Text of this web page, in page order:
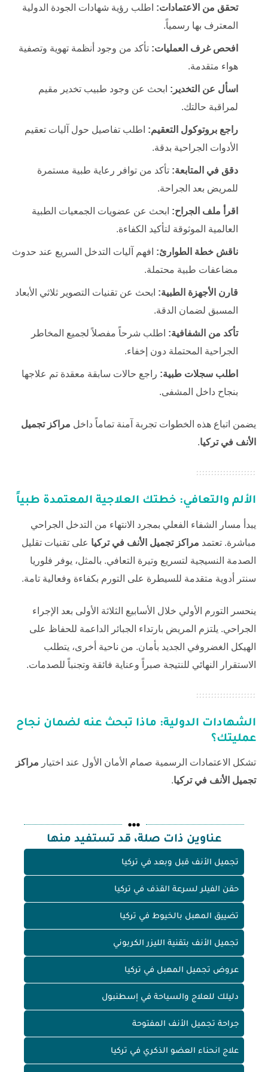
تحقق من الاعتمادات: اطلب رؤية شهادات الجودة الدولية
المعترف بها رسمياً.
افحص غرف العمليات: تأكد من وجود أنظمة تهوية وتصفية
هواء متقدمة.
اسأل عن التخدير: ابحث عن وجود طبيب تخدير مقيم
لمراقبة حالتك.
راجع بروتوكول التعقيم: اطلب تفاصيل حول آليات تعقيم
الأدوات الجراحية بدقة.
دقق في المتابعة: تأكد من توافر رعاية طبية مستمرة
للمريض بعد الجراحة.
اقرأ ملف الجراح: ابحث عن عضويات الجمعيات الطبية
العالمية الموثوقة لتأكيد الكفاءة.
ناقش خطة الطوارئ: افهم آليات التدخل السريع عند حدوث
مضاعفات طبية محتملة.
قارن الأجهزة الطبية: ابحث عن تقنيات التصوير ثلاثي الأبعاد
المسبق لضمان الدقة.
تأكد من الشفافية: اطلب شرحاً مفصلاً لجميع المخاطر
الجراحية المحتملة دون إخفاء.
اطلب سجلات طبية: راجع حالات سابقة معقدة تم علاجها
بنجاح داخل المشفى.
يضمن اتباع هذه الخطوات تجربة آمنة تماماً داخل مراكز تجميل
الأنف في تركيا.
الألم والتعافي: خطتك العلاجية المعتمدة طبياً
يبدأ مسار الشفاء الفعلي بمجرد الانتهاء من التدخل الجراحي
مباشرة. تعتمد مراكز تجميل الأنف في تركيا على تقنيات تقليل
الصدمة النسيجية لتسريع وتيرة التعافي. بالمثل، يوفر فلوريا
سنتر
أدوية متقدمة للسيطرة على التورم بكفاءة وفعالية تامة.
ينحسر التورم الأولي خلال الأسابيع الثلاثة الأولى بعد الإجراء
الجراحي. يلتزم المريض بارتداء الجبائر الداعمة للحفاظ على
الهيكل الغضروفي الجديد بأمان. من ناحية أخرى، يتطلب
الاستقرار النهائي للنتيجة صبراً وعناية فائقة وتجنباً للصدمات.
الشهادات الدولية: ماذا تبحث عنه لضمان نجاح
عمليتك؟
تشكل الاعتمادات الرسمية صمام الأمان الأول عند اختيار مراكز
تجميل الأنف في تركيا.
عناوين ذات صلة، قد تستفيد منها
تجميل الأنف قبل وبعد في تركيا
حقن الفيلر لسرعة القذف في تركيا
تضييق المهبل بالخيوط في تركيا
تجميل الأنف بتقنية الليزر الكربوني
عروض تجميل المهبل في تركيا
دليلك للعلاج والسياحة في إسطنبول
جراحة تجميل الأنف المفتوحة
علاج انحناء العضو الذكري في تركيا